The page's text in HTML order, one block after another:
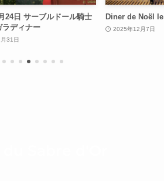
24日 サーブルドール騎士
ラディナー
31日
Diner de Noël
2025年12月7日